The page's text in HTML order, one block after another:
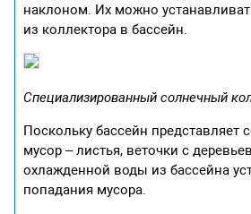
наклоном. Их можно
из коллектора в бассейн.
Специализированный солнечный
Поскольку бассейн представляет
мусор – листья, веточки с
охлажденной воды из бассейна
попадания мусора.